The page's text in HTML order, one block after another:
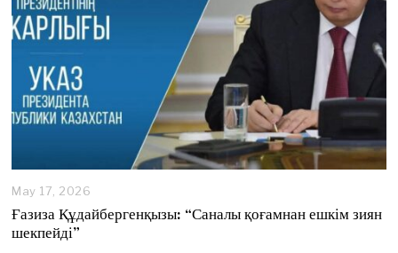
May 17, 2026
a
y
Ғазиза Құдайбергенқызы: “Саналы қоғамнан ешкім зиян
шекпейді”